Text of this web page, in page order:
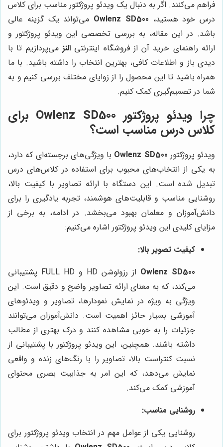
فراهم می‌کنند. اگر به دنبال یک ویدئو پروژکتور مناسب برای کلاس
درس خود هستید، Owlenz SD500 می‌تواند یک گزینه عالی
باشد. در این مقاله، به بررسی تخصصی این ویدئو پروژکتور و
ارائه راهنمای خرید آن از فروشگاه اینترنتیالنز می‌پردازیم تا با
دیدی باز و اطلاعات کافی، بهترین انتخاب را داشته باشید. با ما
همراه باشید تا این محصول را از زوایای مختلف بررسی کنیم و به
شما در تصمیم‌گیری کمک کنیم.
چرا ویدئو پروژکتور Owlenz SD500 برای
کلاس درس مناسب است؟
ویدئو پروژکتور Owlenz SD500 با ویژگی‌های برجسته‌ای که دارد،
به یکی از انتخاب‌های محبوب برای استفاده در کلاس‌های درس
تبدیل شده است. این دستگاه با ارائه تصاویر با کیفیت بالا،
روشنایی مناسب و قابلیت‌های هوشمند، تجربه یادگیری را برای
دانش‌آموزان و معلمان بهبود می‌بخشد. در ادامه، به برخی از
مزایای کلیدی این ویدئو پروژکتور اشاره می‌کنیم:
کیفیت تصویر بالا:
Owlenz SD500
از رزولوشن HD و FULL HD پشتیبانی
می‌کند، که به معنای ارائه تصاویر واضح و دقیق است. این
ویژگی به ویژه در نمایش نمودارها، تصاویر و ویدئوهای
آموزشی بسیار حائز اهمیت است. دانش‌آموزان می‌توانند
جزئیات را به خوبی مشاهده کنند و درک بهتری از مطالب
داشته باشند. همچنین، این ویدئو پروژکتور با پشتیبانی از
نسبت کنتراست بالا، تصاویر را با رنگ‌های زنده و واقعی
نمایش می‌دهد، که این امر به جذابیت بصری محتوای
آموزشی کمک می‌کند.
روشنایی مناسب:
روشنایی یکی از عوامل مهم در انتخاب ویدئو پروژکتور برای